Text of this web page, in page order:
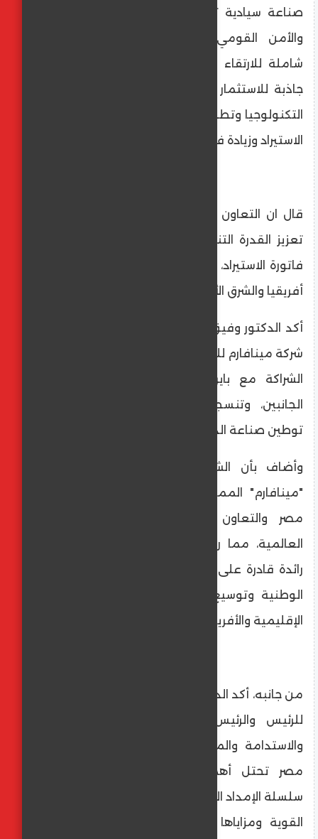
صناعة سيادية ترتبط مباشرة بصحة المواطن
والأمن القومي، ولذلك وضعت استراتيجية
شاملة للارتقاء بالقدرات المحلية وتوفير بيئة
جاذبة للاستثمار العالمي، بما يساهم في نقل
التكنولوجيا وتطوير الصناعة الوطنية والحد من
الاستيراد وزيادة فرص التصدير.
قال ان التعاون يحقق مكاسب متعددة، أبرزها
تعزيز القدرة التنافسية للدواء المصري، خفض
فاتورة الاستيراد، وبوابة استراتيجية للتصدير إلى
أفريقيا والشرق الأوسط.
أكد الدكتور وفيق البرديسي، رئيس مجلس إدارة
شركة مينافارم للأدوية والعضو المنتدب، ان تلك
الشراكة مع باير تُجسد الثقة المتبادلة بين
الجانبين، وتنسجم مع توجهات الدولة في
توطين صناعة الدواء وتعزيز الشراكات العالمية.
وأضاف بأن الشراكة تأتى استنادًا إلى خبرة
"مينافارم" الممتدة في نقل التكنولوجيا الى
مصر والتعاون الدولي مع كبرى الشركات
العالمية، مما رسّخ مكانتها كمنصة صناعية
رائدة قادرة على دعم أهداف السياسة الصحية
الوطنية وتوسيع نطاق التصدير إلى الأسواق
الإقليمية والأفريقية.
من جانبه، أكد الدكتور كلاوس رونجه، النائب الأول
للرئيس والرئيس العالمي للعلاقات العامة
والاستدامة والمشاركة الدولية بشركة باير، أن
مصر تحتل أهمية استراتيجية ضمن نظام
سلسلة الإمداد الإقليمي لباير. مع بنيتها التحتية
القوية ومزاياها الجغرافية، وتعد مصر شريكًا